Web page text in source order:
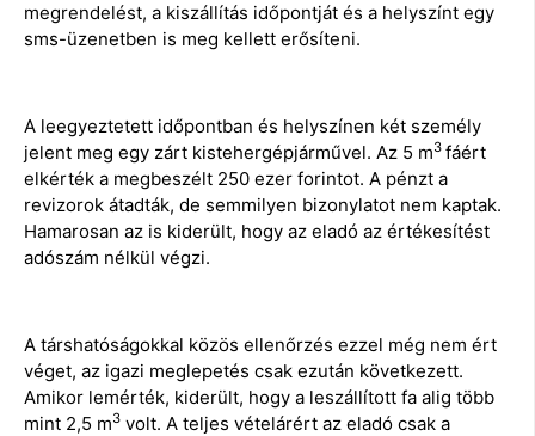
megrendelést, a kiszállítás időpontját és a helyszínt egy
sms-üzenetben is meg kellett erősíteni.
A leegyeztetett időpontban és helyszínen két személy
jelent meg egy zárt kistehergépjárművel. Az 5 m3 fáért
elkérték a megbeszélt 250 ezer forintot. A pénzt a
revizorok átadták, de semmilyen bizonylatot nem kaptak.
Hamarosan az is kiderült, hogy az eladó az értékesítést
adószám nélkül végzi.
A társhatóságokkal közös ellenőrzés ezzel még nem ért
véget, az igazi meglepetés csak ezután következett.
Amikor lemérték, kiderült, hogy a leszállított fa alig több
mint 2,5 m3 volt. A teljes vételárért az eladó csak a